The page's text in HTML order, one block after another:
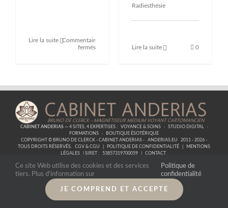
Lire la suite Commentaires
ferméssur
Radiesthésie
Lire la suite 0
CABINET ANDERIAS— 4 SITES, 4 EXPERTISES : VOYANCE & SOINS · STUDIO DIGITAL
·
FORMATIONS
·
BOUTIQUE ÉSOTÉRIQUE
COPYRIGHT © BRUNO DE CLERCK - CABINET ANDERIAS -
ANDERIAS.EU
2011 - 2026 -
TOUS DROITS RÉSERVÉS.
CGV & CGU POLITIQUE DE CONFIDENTIALITÉ
MENTIONS
LÉGALES
| SIRET : 53857319700059 CONTACT
Ce site Web utilise des cookies et des services
tiers. Plus d'information sur
Politique de
confidentialité
JE COMPREND ET ACCEPTE